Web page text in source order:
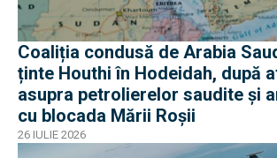
Coaliția condusă de Arabia
ținte Houthi în Hodeidah, după
asupra petrolierelor saudite și
cu blocada Mării Roșii
26 IULIE 2026